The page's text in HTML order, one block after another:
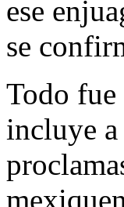
ese
se
Todo fue
incluye